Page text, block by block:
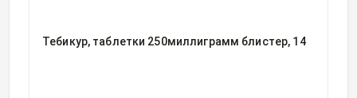
Тебикур, таблетки 250миллиграмм блистер, 14